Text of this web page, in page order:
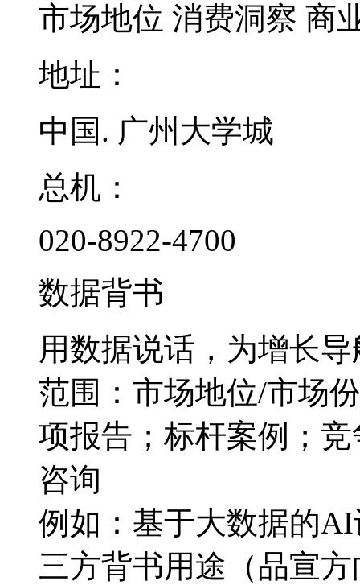
市场地位 消费洞察 商
地址：
中国. 广州大学城
总机：
020-8922-4700
数据背书
用数据说话，为增长导
范围：市场地位/市场
项报告；标杆案例；
咨询
例如：基于大数据的
三方背书用途（品宣